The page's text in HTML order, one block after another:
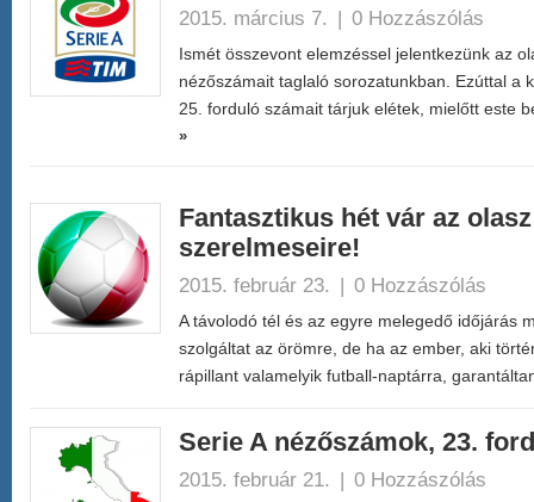
2015. március 7. | 0 Hozzászólás
Ismét összevont elemzéssel jelentkezünk az
nézőszámait taglaló sorozatunkban. Ezúttal a
25. forduló számait tárjuk elétek, mielőtt este
»
Fantasztikus hét vár az
szerelmeseire!
2015. február 23. | 0 Hozzászólás
A távolodó tél és az egyre melegedő időjárás
szolgáltat az örömre, de ha az ember, aki
rápillant valamelyik futball-naptárra,
Serie A nézőszámok, 23.
2015. február 21. | 0 Hozzászólás